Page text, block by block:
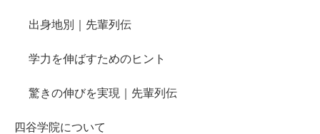
出身地別｜先輩列伝
学力を伸ばすためのヒント
驚きの伸びを実現｜先輩列伝
四谷学院について